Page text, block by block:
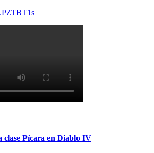
clase Pícara en Diablo IV